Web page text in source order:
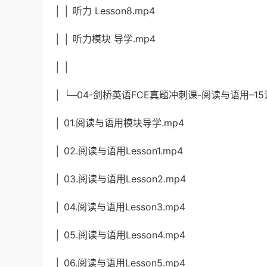
│ │ 听力 Lesson8.mp4
│ │ 听力模块 导学.mp4
│ └─04-剑桥英语FCE真题冲刺课-阅读与语用–15
│ 01.阅读与语用模块导学.mp4
│ 02.阅读与语用Lesson1.mp4
│ 03.阅读与语用Lesson2.mp4
│ 04.阅读与语用Lesson3.mp4
│ 05.阅读与语用Lesson4.mp4
│ 06.阅读与语用Lesson5.mp4